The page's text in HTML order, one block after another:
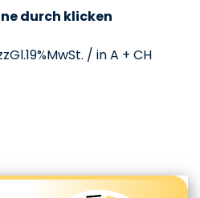
durch klicken
/ in A + CH